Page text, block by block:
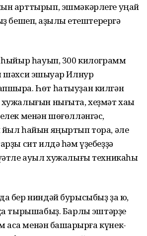
арттырып, эшмәкәрлеге уңай
бешеп, ҡаҙылыҡ етештерергә
һыйыр һауып, 300 килограмм
шәхси эшҡыуар Илнур
Һөт һатыуҙан килгән
нығыта, хеҙмәт хаҡы
менән шөғөлләнгәс,
йыл һайын яңыртып тора, әле
сит илдә һәм үҙебеҙҙә
ауыл хужалығы техникаһы
бер нин­дәй бурысыбыҙ ҙа юҡ,
тырышабыҙ. Бар­лыҡ эштәрҙе
аҡса менән башҡарырға күнек­